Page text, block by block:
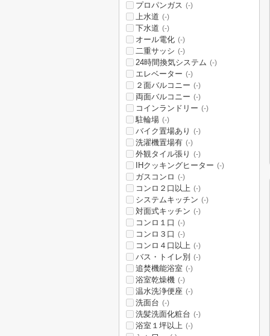
プロパンガス (-)
上水道 (-)
下水道 (-)
オール電化 (-)
二重サッシ (-)
24時間換気システム (-)
エレベーター (-)
２面バルコニー (-)
両面バルコニー (-)
コインランドリー (-)
駐輪場 (-)
バイク置場あり (-)
洗濯機置場有 (-)
外観タイル張り (-)
IHクッキングヒーター (-)
ガスコンロ (-)
コンロ２口以上 (-)
システムキッチン (-)
対面式キッチン (-)
コンロ１口 (-)
コンロ３口 (-)
コンロ４口以上 (-)
バス・トイレ別 (-)
追焚機能浴室 (-)
浴室乾燥機 (-)
温水洗浄便座 (-)
洗面台 (-)
洗髪洗面化粧台 (-)
浴室１坪以上 (-)